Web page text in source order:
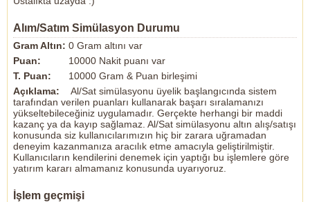
Alım/Satım Simülasyon Durumu
Gram Altın: 0 Gram altını var
Puan:
10000 Nakit puanı var
T. Puan:
10000 Gram & Puan birleşimi
Açıklama:
Al/Sat simülasyonu üyelik başlangıcında sistem
tarafından verilen puanları kullanarak başarı sıralamanızı
yükseltebileceğiniz uygulamadır. Gerçekte herhangi bir maddi
kazanç ya da kayıp sağlamaz. Al/Sat simülasyonu altın alış/satışı
konusunda siz kullanıcılarımızın hiç bir zarara uğramadan
deneyim kazanmanıza aracılık etme amacıyla geliştirilmiştir.
Kullanıcıların kendilerini denemek için yaptığı bu işlemlere göre
yatırım kararı almamanız konusunda uyarıyoruz.
İşlem geçmişi